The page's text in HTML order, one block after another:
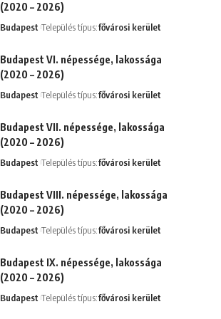
(2020 – 2026)
Budapest Település típus:fővárosi kerület
Budapest VI. népessége, lakossága
(2020 – 2026)
Budapest Település típus:fővárosi kerület
Budapest VII. népessége, lakossága
(2020 – 2026)
Budapest Település típus:fővárosi kerület
Budapest VIII. népessége, lakossága
(2020 – 2026)
Budapest Település típus:fővárosi kerület
Budapest IX. népessége, lakossága
(2020 – 2026)
Budapest Település típus:fővárosi kerület